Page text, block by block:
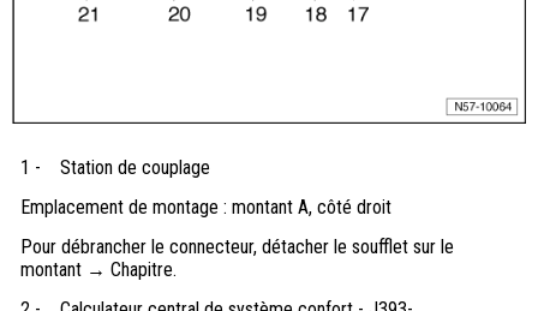
1 -
Station de couplage
Emplacement de montage : montant A, côté droit
Pour débrancher le connecteur, détacher le soufflet sur le
montant → Chapitre.